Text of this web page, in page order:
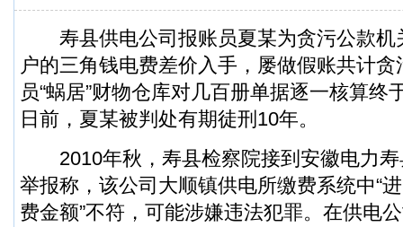
寿县供电公司报账员夏某为贪污公款机
户的三角钱电费差价入手，屡做假账共计
员“蜗居”财物仓库对几百册单据逐一核算终
日前，夏某被判处有期徒刑10年。
2010年秋，寿县检察院接到安徽电力寿
举报称，该公司大顺镇供电所缴费系统中“
费金额”不符，可能涉嫌违法犯罪。在供电